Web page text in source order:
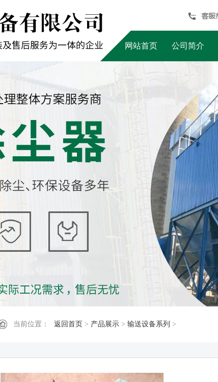
网站首页 公司简介
当前位置： 返回首页 > 产品展示 > 输送设备系列 >